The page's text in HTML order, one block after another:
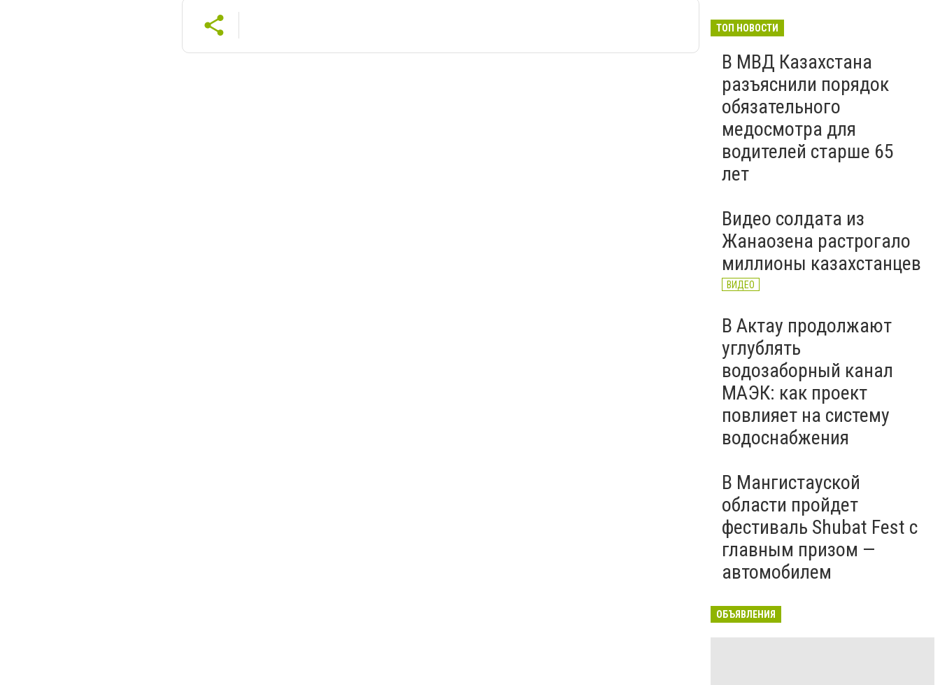
ТОП НОВОСТИ
В МВД Казахстана
разъяснили порядок
обязательного
медосмотра для
водителей старше 65
лет
Видео солдата из
Жанаозена растрогало
миллионы казахстанцев
ВИДЕО
В Актау продолжают
углублять
водозаборный канал
МАЭК: как проект
повлияет на систему
водоснабжения
В Мангистауской
области пройдет
фестиваль Shubat Fest с
главным призом —
автомобилем
ОБЪЯВЛЕНИЯ